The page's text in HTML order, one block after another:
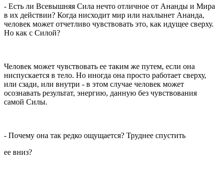
- Есть ли Всевышняя Сила нечто отличное от Ананды и Мира
в их действии? Когда нисходит мир или нахлы­нет Ананда,
человек может отчетливо чувствовать это, как идущее сверху.
Но как с Силой?
Человек может чувствовать ее таким же путем, если она
ниспу­скается в тело. Но иногда она просто работает сверху,
или сзади, или внутри - в этом случае человек может
осознавать результат, энергию, данную без чувствования
самой Силы.
- Почему она так редко ощущается? Труднее спустить
ее вниз?